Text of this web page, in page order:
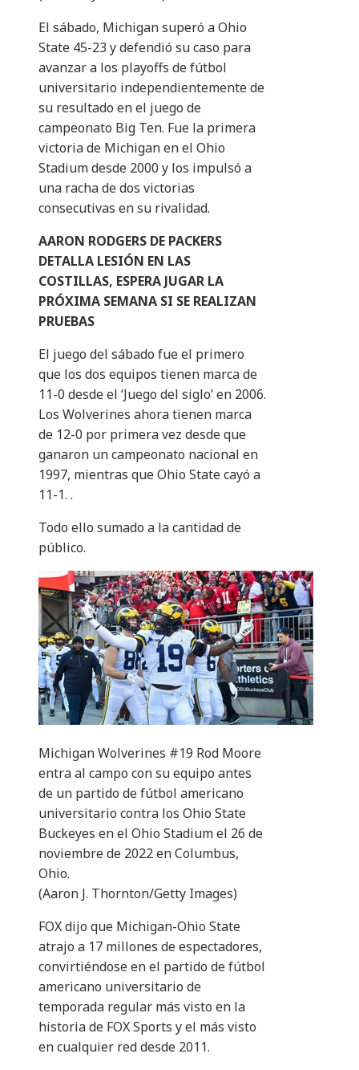
El sábado, Michigan superó a Ohio
State 45-23 y defendió su caso para
avanzar a los playoffs de fútbol
universitario independientemente de
su resultado en el juego de
campeonato Big Ten. Fue la primera
victoria de Michigan en el Ohio
Stadium desde 2000 y los impulsó a
una racha de dos victorias
consecutivas en su rivalidad.
AARON RODGERS DE PACKERS
DETALLA LESIÓN EN LAS
COSTILLAS, ESPERA JUGAR LA
PRÓXIMA SEMANA SI SE REALIZAN
PRUEBAS
El juego del sábado fue el primero
que los dos equipos tienen marca de
11-0 desde el ‘Juego del siglo’ en 2006.
Los Wolverines ahora tienen marca
de 12-0 por primera vez desde que
ganaron un campeonato nacional en
1997, mientras que Ohio State cayó a
11-1. .
Todo ello sumado a la cantidad de
público.
Michigan Wolverines #19 Rod Moore
entra al campo con su equipo antes
de un partido de fútbol americano
universitario contra los Ohio State
Buckeyes en el Ohio Stadium el 26 de
noviembre de 2022 en Columbus,
Ohio.
(Aaron J. Thornton/Getty Images)
FOX dijo que Michigan-Ohio State
atrajo a 17 millones de espectadores,
convirtiéndose en el partido de fútbol
americano universitario de
temporada regular más visto en la
historia de FOX Sports y el más visto
en cualquier red desde 2011.